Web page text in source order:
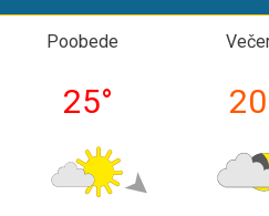
Poobede
25° 20